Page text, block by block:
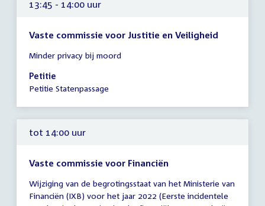
13:45 - 14:00 uur
Vaste commissie voor Justitie en Veiligheid
vergadering
13:45
-
uur
Minder privacy bij moord
Petitie
Petitie Statenpassage
tot 14:00 uur
Vaste commissie voor Financiën
vergadering
tot
Wijziging van de begrotingsstaat van het Ministerie van
Financiën (IXB) voor het jaar 2022 (Eerste incidentele